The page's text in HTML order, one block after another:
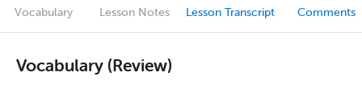
Vocabulary Lesson Notes Lesson Transcript Comments
Vocabulary (Review)